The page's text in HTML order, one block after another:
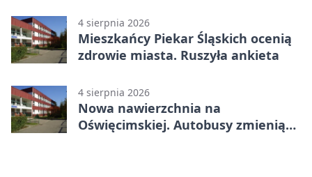
4 sierpnia 2026
Mieszkańcy Piekar Śląskich ocenią
zdrowie miasta. Ruszyła ankieta
4 sierpnia 2026
Nowa nawierzchnia na
Oświęcimskiej. Autobusy zmienią